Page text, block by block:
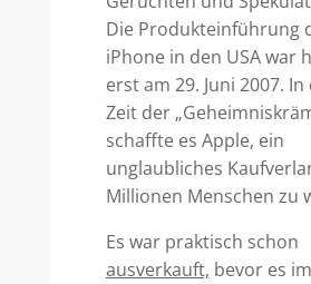
Die Produkteinführung
iPhone in den USA war
erst am 29. Juni 2007.
Zeit der
schaffte es Apple, ein
unglaubliches
Millionen Menschen zu
Es war praktisch schon
ausverkauft, bevor es